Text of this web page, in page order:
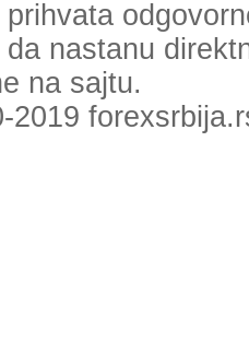
nastanu
na sajtu.
2019